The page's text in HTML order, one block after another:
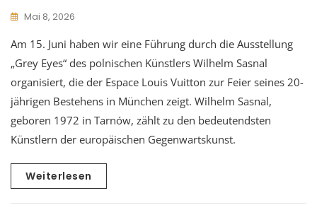
Mai 8, 2026
Am 15. Juni haben wir eine Führung durch die Ausstellung
„Grey Eyes“ des polnischen Künstlers Wilhelm Sasnal
organisiert, die der Espace Louis Vuitton zur Feier seines 20-
jährigen Bestehens in München zeigt. Wilhelm Sasnal,
geboren 1972 in Tarnów, zählt zu den bedeutendsten
Künstlern der europäischen Gegenwartskunst.
Weiterlesen